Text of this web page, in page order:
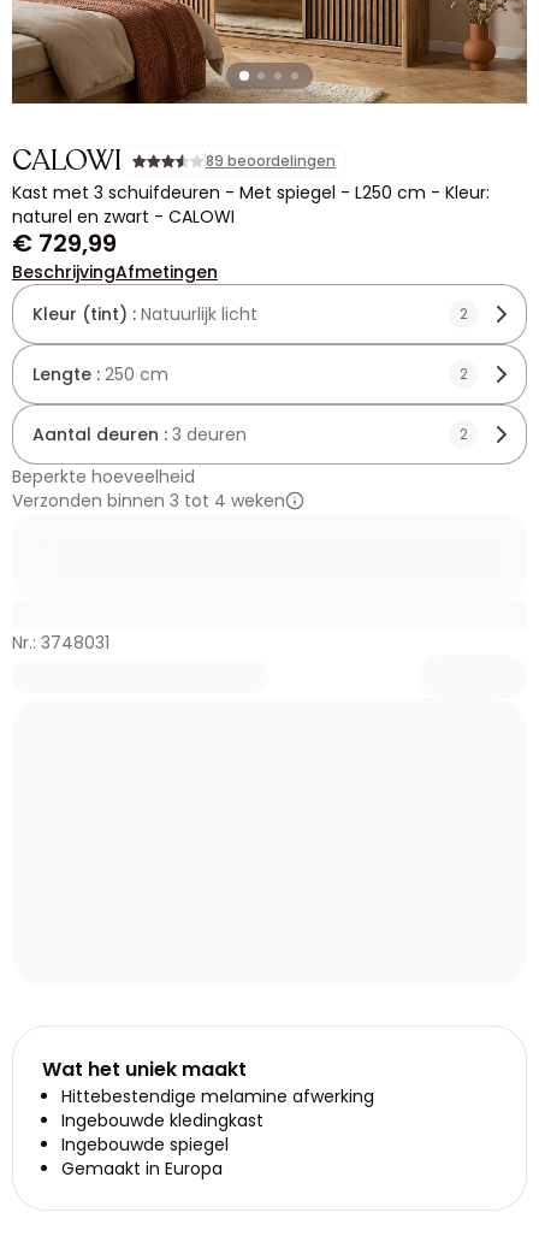
CALOWI 89 beoordelingen
Kast met 3 schuifdeuren - Met spiegel - L250 cm - Kleur:
naturel en zwart - CALOWI
€ 729,99
BeschrijvingAfmetingen
Kleur (tint) : Natuurlijk licht 2
Lengte : 250 cm 2
Aantal deuren : 3 deuren 2
Beperkte hoeveelheid
Verzonden binnen 3 tot 4 weken
Nr.: 3748031
Wat het uniek maakt
Hittebestendige melamine afwerking
Ingebouwde kledingkast
Ingebouwde spiegel
Gemaakt in Europa